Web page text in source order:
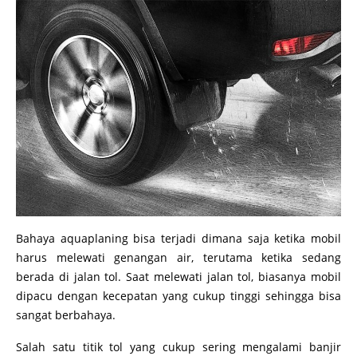
Bahaya aquaplaning bisa terjadi dimana saja ketika mobil
harus melewati genangan air, terutama ketika sedang
berada di jalan tol. Saat melewati jalan tol, biasanya mobil
dipacu dengan kecepatan yang cukup tinggi sehingga bisa
sangat berbahaya.
Salah satu titik tol yang cukup sering mengalami banjir